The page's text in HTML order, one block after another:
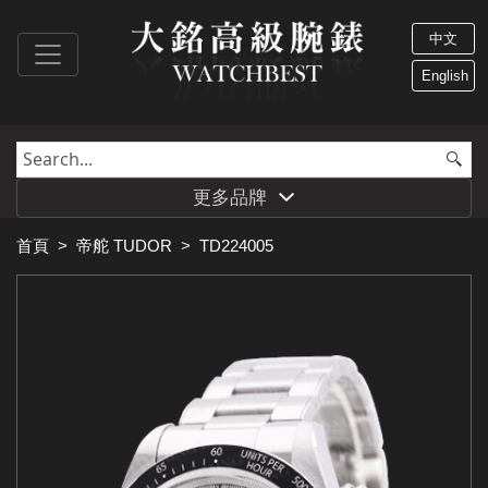
中文
English
更多品牌
首頁 > 帝舵 TUDOR > TD224005